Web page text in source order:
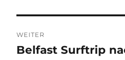
WEITER
Nächster
Belfast Surftrip